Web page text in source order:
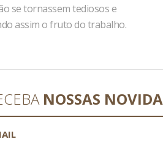
se tornassem tediosos e
assim o fruto do trabalho.
NOSSAS